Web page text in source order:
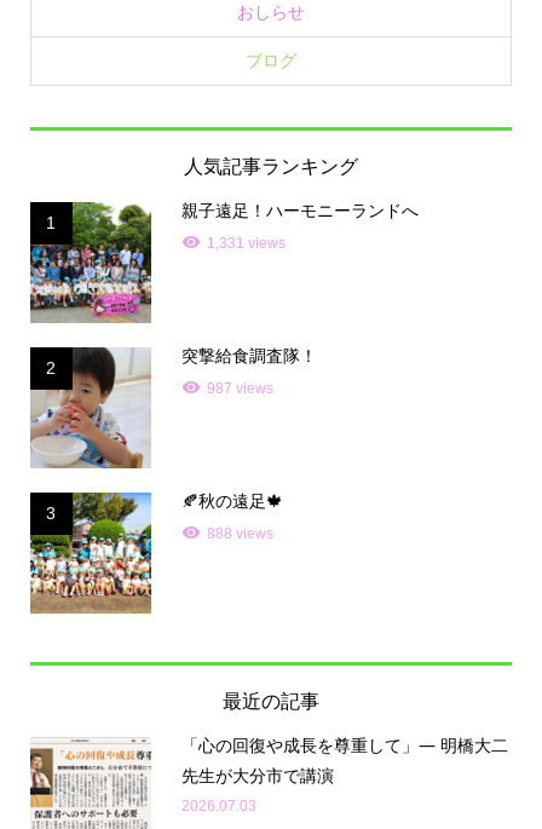
おしらせ
ブログ
人気記事ランキング
1
親子遠足！ハーモニーランドへ
1,331 views
2
突撃給食調査隊！
987 views
3
🍂秋の遠足🍁
888 views
最近の記事
「心の回復や成長を尊重して」— 明橋大二
先生が大分市で講演
2026.07.03